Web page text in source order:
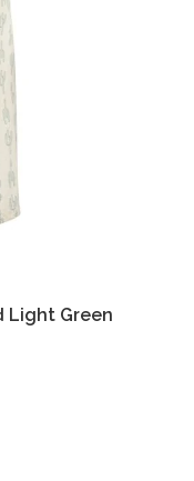
Light Green